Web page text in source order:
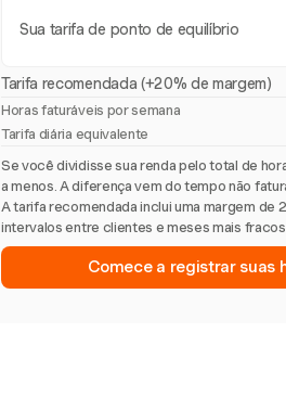
Sua tarifa de ponto de equilíbrio
Tarifa recomendada (+20% de margem)
Horas faturáveis por semana
Tarifa diária equivalente
Se você dividisse sua renda pelo total de
a menos. A diferença vem do tempo não
A tarifa recomendada inclui uma margem de
intervalos entre clientes e meses mais
Comece a registrar suas